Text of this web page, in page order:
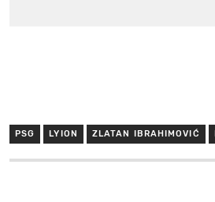
PSG LYION ZLATAN IBRAHIMOVIĆ